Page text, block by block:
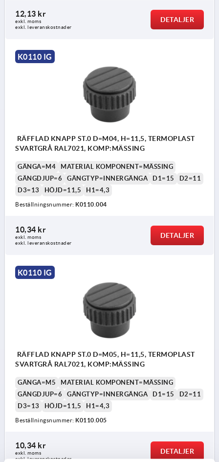
12,13 kr
exkl. moms
exkl. leveranskostnader
DETALJER
K0110 IG
RÄFFLAD KNAPP ST.0 D=M04, H=11,5, TERMOPLAST
SVARTGRÅ RAL7021, KOMP:MÄSSING
GÄNGA=M4
MATERIAL KOMPONENT=MÄSSING
GÄNGDJUP=6
GÄNGTYP=INNERGÄNGA D1=15
D2=11
D3=13
HÖJD=11,5 H1=4,3
Beställningsnummer: K0110.004
10,34 kr
exkl. moms
exkl. leveranskostnader
DETALJER
K0110 IG
RÄFFLAD KNAPP ST.0 D=M05, H=11,5, TERMOPLAST
SVARTGRÅ RAL7021, KOMP:MÄSSING
GÄNGA=M5
MATERIAL KOMPONENT=MÄSSING
GÄNGDJUP=6
GÄNGTYP=INNERGÄNGA D1=15
D2=11
D3=13
HÖJD=11,5 H1=4,3
Beställningsnummer: K0110.005
10,34 kr
exkl. moms
exkl. leveranskostnader
DETALJER